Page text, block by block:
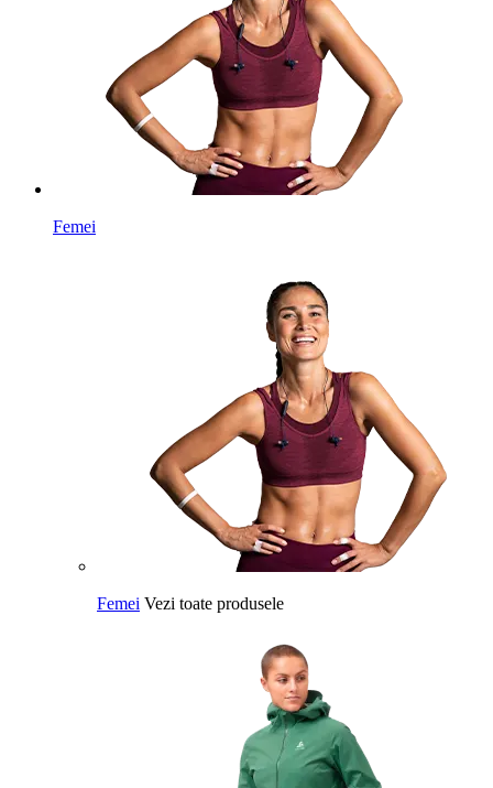
Femei
Femei Vezi toate produsele